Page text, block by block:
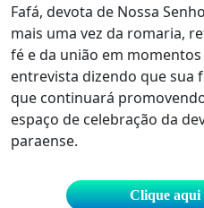
Fafá, devota de Nossa
mais uma vez da romaria,
fé e da união em
entrevista dizendo que sua
que continuará
espaço de celebração da
paraense.
Clique